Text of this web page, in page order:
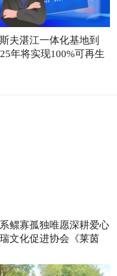
夫湛江一体化基地到
年将实现100%可再生
鳏寡孤独唯愿深耕爱心
文化促进协会《莱茵